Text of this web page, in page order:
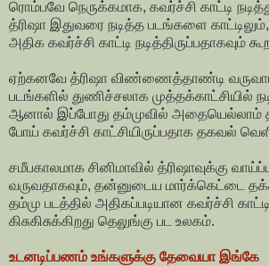
ரொம்பவே நெருக்கமாக, கவர்ச்சி காட்டி
த்ரிஷா இதுவரை நடித்த படங்களை
அதிக கவர்ச்சி காட்டி நடித்திருப்பதாகவும்
ஏற்கனவே த்ரிஷா விண்ணைத்தாண்டி
படங்களில் துணிச்சலாக முத்தக்காட்சியில்
ஆனால் இப்போது தம்முவில் அதையெல்லாம்
‌போய் கவர்ச்சி காட்சியிருப்பதாக தகவல்
சமீபகாலமாக சினிமாவில் த்ரிஷாவுக்கு
வருவதாகவும், தன்னுடைய மார்க்கெட்டை
தம்மு படத்தில் அதிகப்படியான கவர்ச்சி
கிசுகிசுக்கிறது தெலுங்கு பட உலகம்.
உடனடிப்பணம் உங்களுக்கு தேவையா இங்கே